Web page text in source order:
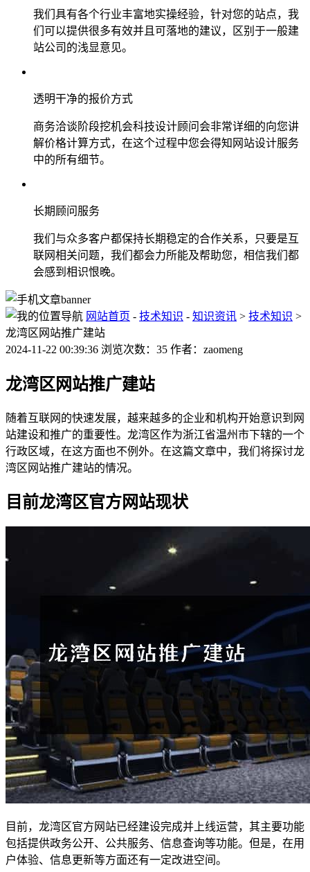
我们具有各个行业丰富地实操经验，针对您的站点，我
们可以提供很多有效并且可落地的建议，区别于一般建
站公司的浅显意见。
透明干净的报价方式
商务洽谈阶段挖机会科技设计顾问会非常详细的向您讲
解价格计算方式，在这个过程中您会得知网站设计服务
中的所有细节。
长期顾问服务
我们与众多客户都保持长期稳定的合作关系，只要是互
联网相关问题，我们都会力所能及帮助您，相信我们都
会感到相识恨晚。
网站首页 - 技术知识 - 知识资讯 > 技术知识 >
龙湾区网站推广建站
2024-11-22 00:39:36 浏览次数：35 作者：zaomeng
龙湾区网站推广建站
随着互联网的快速发展，越来越多的企业和机构开始意识到网
站建设和推广的重要性。龙湾区作为浙江省温州市下辖的一个
行政区域，在这方面也不例外。在这篇文章中，我们将探讨龙
湾区网站推广建站的情况。
目前龙湾区官方网站现状
目前，龙湾区官方网站已经建设完成并上线运营，其主要功能
包括提供政务公开、公共服务、信息查询等功能。但是，在用
户体验、信息更新等方面还有一定改进空间。